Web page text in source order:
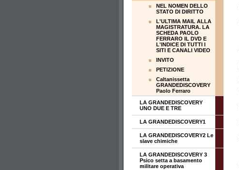
NEL NOMEN DELLO
STATO DI DIRITTO
L'ULTIMA MAIL ALLA
MAGISTRATURA. LA
SCHEDA PAOLO
FERRARO IL DVD E
L'INDICE DI TUTTI I
SITI E CANALI VIDEO
INVITO
PETIZIONE
Caltanissetta
GRANDEDISCOVERY
Paolo Ferraro
LA GRANDEDISCOVERY
UNO DUE E TRE
LA GRANDEDISCOVERY1
LA GRANDEDISCOVERY2 Le
slave chimiche
LA GRANDEDISCOVERY 3
Psico setta a basamento
militare operativa